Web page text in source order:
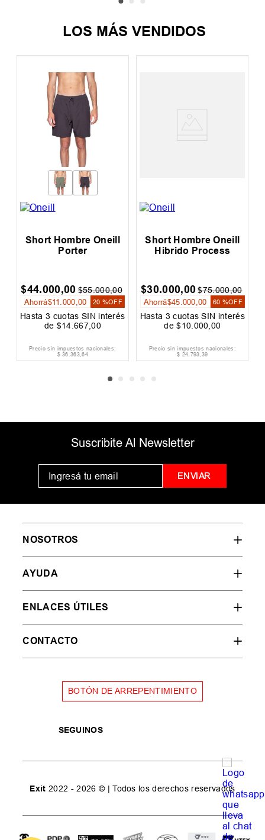
LOS MÁS VENDIDOS
Short Hombre Oneill
Porter
$44.000,00 $55.000,00
Ahorrá$11 000 00 20 %OFF
Hasta 3 cuotas SIN interés
de $14 667,00
Precio sin impuestos nacionales:
$ 36.363,64
Short Hombre Oneill
Hibrido Process
$30.000,00 $75.000,00
Ahorrá$45 000 ,00 60 %OFF
Hasta 3cuotas SIN interés
de$10 000 00
Precio sin impuestos nacionales:
$ 24.793,39
Suscribite Al Newsletter
ENVIAR
NOSOTROS
AYUDA
ENLACES ÚTILES
CONTACTO
BOTÓN DE ARREPENTIMIENTO
SEGUINOS
Exit 2022 - 2026 © | Todos los derechos reservados